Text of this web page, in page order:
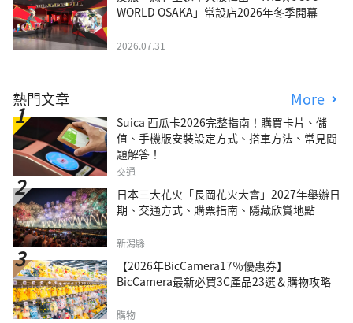
WORLD OSAKA」常設店2026年冬季開幕
2026.07.31
熱門文章 More
Suica 西瓜卡2026完整指南！購買卡片、儲
值、手機版安裝設定方式、搭車方法、常見問
題解答！
交通
日本三大花火「長岡花火大會」2027年舉辦日
期、交通方式、購票指南、隱藏欣賞地點
新潟縣
【2026年BicCamera17％優惠券】
BicCamera最新必買3C產品23選＆購物攻略
購物